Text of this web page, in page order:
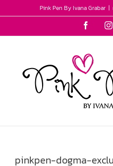
to
Pink Pen By Ivana Grabar |
pinkpen-dogma-